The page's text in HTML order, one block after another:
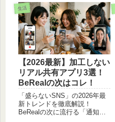
生活
【2026最新】加工しない
リアル共有アプリ3選！
BeRealの次はコレ！
「盛らないSNS」の2026年最
新トレンドを徹底解説！
BeRealの次に流行る「通知に